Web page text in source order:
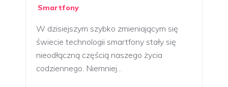
Smartfony
W dzisiejszym szybko zmieniającym się
świecie technologii smartfony stały się
nieodłączną częścią naszego życia
codziennego. Niemniej…